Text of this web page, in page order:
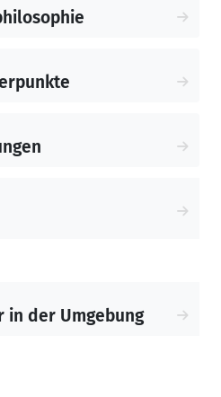
und großzügig
Ihr
in der Umgebung